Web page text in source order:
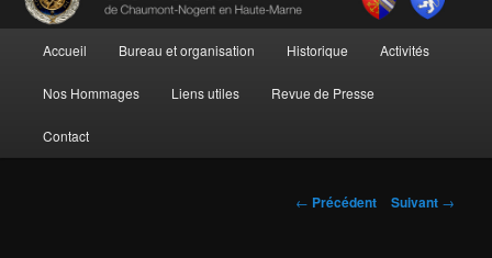
principal
Accueil Bureau et organisation Historique Activités
Nos Hommages Liens utiles Revue de Presse
Contact
Navigation
← Précédent Suivant →